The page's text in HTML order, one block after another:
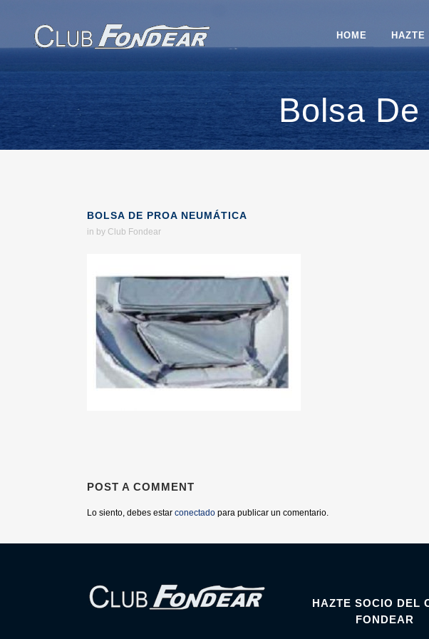
HOME HAZTE
Bolsa
BOLSA DE PROA NEUMÁTICA
in by Club Fondear
POST A COMMENT
Lo siento, debes estar conectado para publicar un comentario.
HAZTE SOCIO DEL
FONDEAR